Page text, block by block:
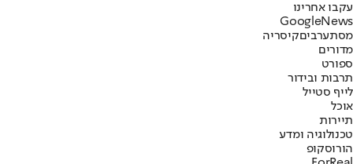
עקבו אחרינו
Googl eNews
מסתערביםקיסריה
מדורים
ספורט
תרבות ובידור
לייף סטייל
אוכל
תיירות
טכנולוגיה ומדע
הורוסקופ